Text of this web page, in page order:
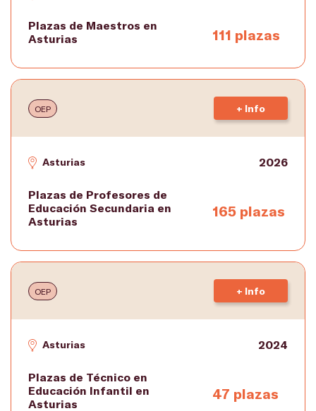
Plazas de Maestros en
Asturias
111 plazas
OEP + Info
Asturias 2026
Plazas de Profesores de
Educación Secundaria en
Asturias
165 plazas
OEP + Info
Asturias 2024
Plazas de Técnico en
Educación Infantil en
Asturias
47 plazas